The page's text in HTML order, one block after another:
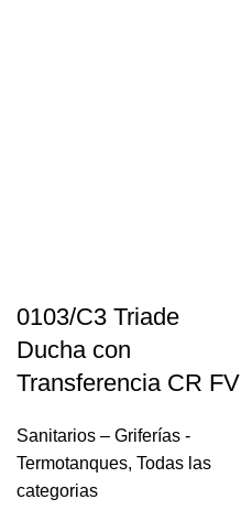
0103/C3 Triade
Ducha con
Transferencia CR FV
Sanitarios – Griferías -
Termotanques, Todas las
categorias